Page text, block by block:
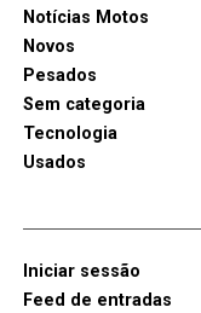
Notícias Motos
Novos
Pesados
Sem categoria
Tecnologia
Usados
Iniciar sessão
Feed de entradas